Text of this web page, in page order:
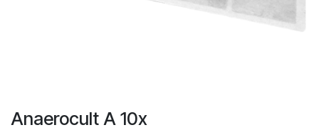
Anaerocult A 10x